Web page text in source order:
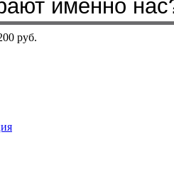
руб.
именно